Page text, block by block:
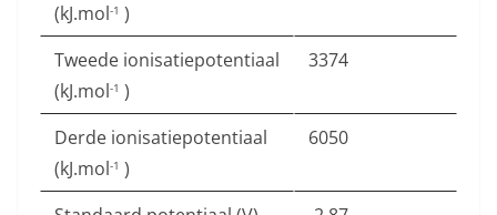
(kJ.mol-1 )
Tweede ionisatiepotentiaal
(kJ.mol-1 )
3374
Derde ionisatiepotentiaal
(kJ.mol-1 )
6050